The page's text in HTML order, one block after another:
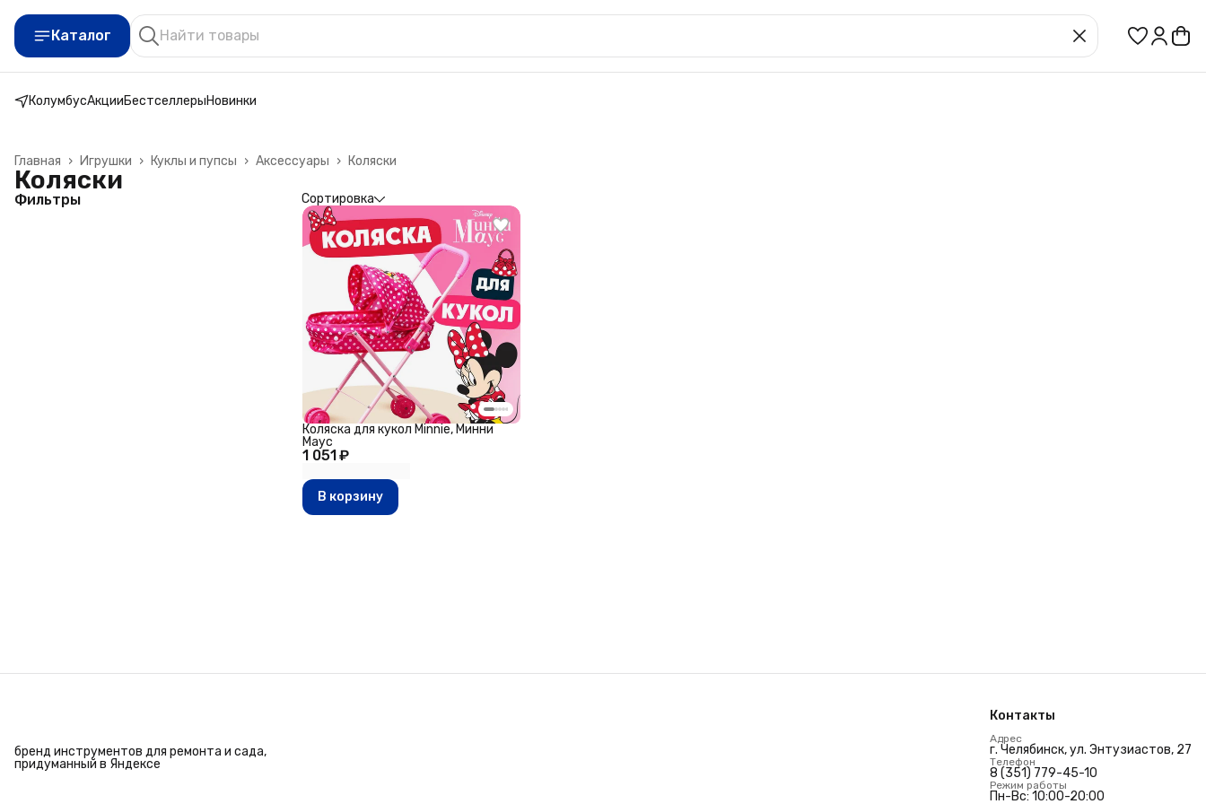
Каталог
КолумбусАкцииБестселлерыНовинки
Коляски
Аксессуары ›
Куклы и пупсы ›
Игрушки ›
Главная ›
Коляски
Фильтры Сортировка
1 051 ₽
Коляска для кукол Minnie, Минни
Маус
В корзину
бренд инструментов для ремонта и сада,
придуманный в Яндексе
Контакты
Адрес
г. Челябинск, ул. Энтузиастов, 27
Телефон
8 (351) 779-45-10
Режим работы
Пн-Вс: 10:00-20:00